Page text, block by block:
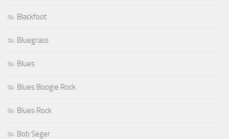
Blackfoot
Bluegrass
Blues
Blues Boogie Rock
Blues Rock
Bob Seger